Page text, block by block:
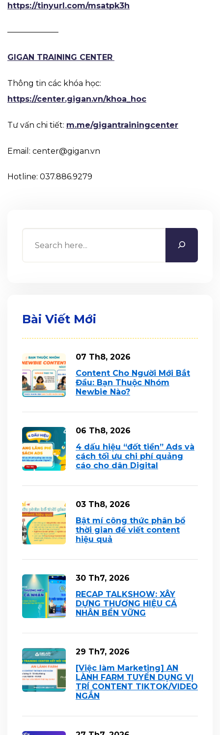
https://tinyurl.com/msatpk3h
——————–
GIGAN TRAINING CENTER
Thông tin các khóa học:
https://center.gigan.vn/khoa_hoc
Tư vấn chi tiết: m.me/gigantrainingcenter
Email: center@gigan.vn
Hotline: 037.886.9279
Search
Bài Viết Mới
07 Th8, 2026
Content Cho Người Mới Bắt
Đầu: Bạn Thuộc Nhóm
Newbie Nào?
06 Th8, 2026
4 dấu hiệu “đốt tiền” Ads và
cách tối ưu chi phí quảng
cáo cho dân Digital
03 Th8, 2026
Bật mí công thức phân bổ
thời gian để viết content
hiệu quả
30 Th7, 2026
RECAP TALKSHOW: XÂY
DỰNG THƯƠNG HIỆU CÁ
NHÂN BỀN VỮNG
29 Th7, 2026
[Việc làm Marketing] AN
LÀNH FARM TUYỂN DỤNG VỊ
TRÍ CONTENT TIKTOK/VIDEO
NGẮN